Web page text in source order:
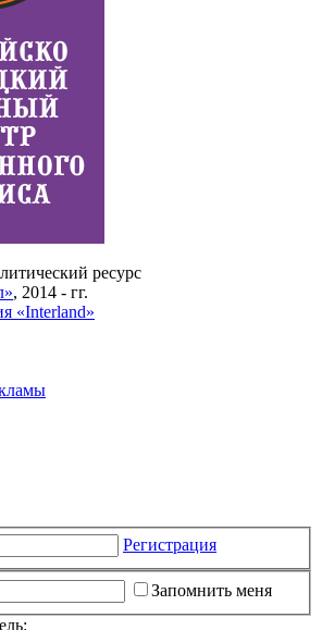
ресурс
, 2014 - гг.
«Interland»
Регистрация
Запомнить меня